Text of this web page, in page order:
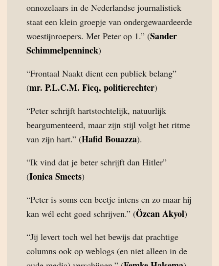
onnozelaars in de Nederlandse journalistiek
staat een klein groepje van ondergewaardeerde
woestijnroepers. Met Peter op 1.” (Sander
Schimmelpenninck)
“Frontaal Naakt dient een publiek belang”
(mr. P.L.C.M. Ficq, politierechter)
“Peter schrijft hartstochtelijk, natuurlijk
beargumenteerd, maar zijn stijl volgt het ritme
van zijn hart.” (Hafid Bouazza).
“Ik vind dat je beter schrijft dan Hitler”
(Ionica Smeets)
“Peter is soms een beetje intens en zo maar hij
kan wél echt goed schrijven.” (Özcan Akyol)
“Jij levert toch wel het bewijs dat prachtige
columns ook op weblogs (en niet alleen in de